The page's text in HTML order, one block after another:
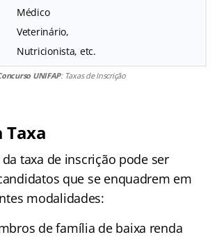
Médico
Veterinário,
Nutricionista, etc.
UNIFAP: Taxas de Inscrição
Taxa
taxa de inscrição pode ser
que se enquadrem em
modalidades:
de família de baixa renda